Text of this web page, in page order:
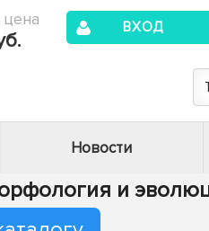
ВХОД
Новости
и